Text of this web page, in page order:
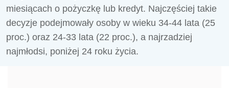
miesiącach o pożyczkę lub kredyt. Najczęściej takie
decyzje podejmowały osoby w wieku 34-44 lata (25
proc.) oraz 24-33 lata (22 proc.), a najrzadziej
najmłodsi, poniżej 24 roku życia.